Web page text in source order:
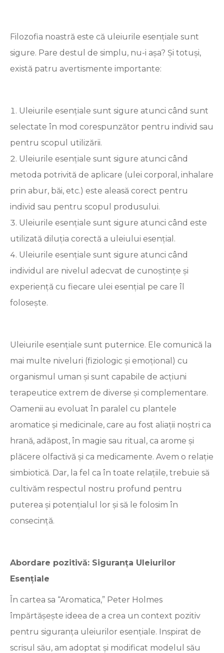
Filozofia noastră este că uleiurile esențiale sunt
sigure. Pare destul de simplu, nu-i așa? Și totuși,
există patru avertismente importante:
Uleiurile esențiale sunt sigure atunci când sunt
selectate în mod corespunzător pentru individ sau
pentru scopul utilizării.
Uleiurile esențiale sunt sigure atunci când
metoda potrivită de aplicare (ulei corporal, inhalare
prin abur, băi, etc.) este aleasă corect pentru
individ sau pentru scopul produsului.
Uleiurile esențiale sunt sigure atunci când este
utilizată diluția corectă a uleiului esențial.
Uleiurile esențiale sunt sigure atunci când
individul are nivelul adecvat de cunoștințe și
experiență cu fiecare ulei esențial pe care îl
folosește.
Uleiurile esențiale sunt puternice. Ele comunică la
mai multe niveluri (fiziologic și emoțional) cu
organismul uman și sunt capabile de acțiuni
terapeutice extrem de diverse și complementare.
Oamenii au evoluat în paralel cu plantele
aromatice și medicinale, care au fost aliații noștri ca
hrană, adăpost, în magie sau ritual, ca arome și
plăcere olfactivă și ca medicamente. Avem o relație
simbiotică. Dar, la fel ca în toate relațiile, trebuie să
cultivăm respectul nostru profund pentru
puterea și potențialul lor și să le folosim în
consecință.
Abordare pozitivă: Siguranța Uleiurilor
Esențiale
În cartea sa “Aromatica,” Peter Holmes
împărtășește ideea de a crea un context pozitiv
pentru siguranța uleiurilor esențiale. Inspirat de
scrisul său, am adoptat și modificat modelul său